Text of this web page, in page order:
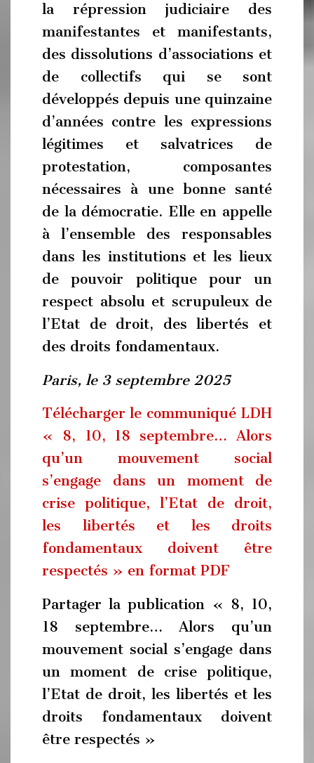
la répression judiciaire des
manifestantes et manifestants,
des dissolutions d’associations et
de collectifs qui se sont
développés depuis une quinzaine
d’années contre les expressions
légitimes et salvatrices de
protestation, composantes
nécessaires à une bonne santé
de la démocratie. Elle en appelle
à l’ensemble des responsables
dans les institutions et les lieux
de pouvoir politique pour un
respect absolu et scrupuleux de
l’Etat de droit, des libertés et
des droits fondamentaux.
Paris, le 3 septembre 2025
Télécharger le communiqué LDH
« 8, 10, 18 septembre… Alors
qu’un mouvement social
s’engage dans un moment de
crise politique, l’Etat de droit,
les libertés et les droits
fondamentaux doivent être
respectés » en format PDF
Partager la publication « 8, 10,
18 septembre… Alors qu’un
mouvement social s’engage dans
un moment de crise politique,
l’Etat de droit, les libertés et les
droits fondamentaux doivent
être respectés »